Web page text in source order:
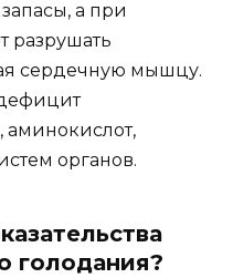
а при
разрушать
сердечную мышцу.
аминокислот,
органов.
голодания?